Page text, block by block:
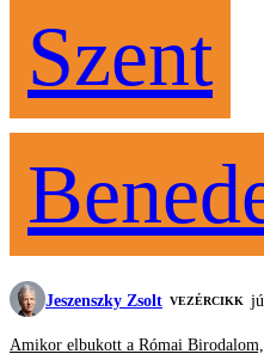
Szent
Jeszenszky Zsolt VEZÉRCIKK
Amikor elbukott a Római